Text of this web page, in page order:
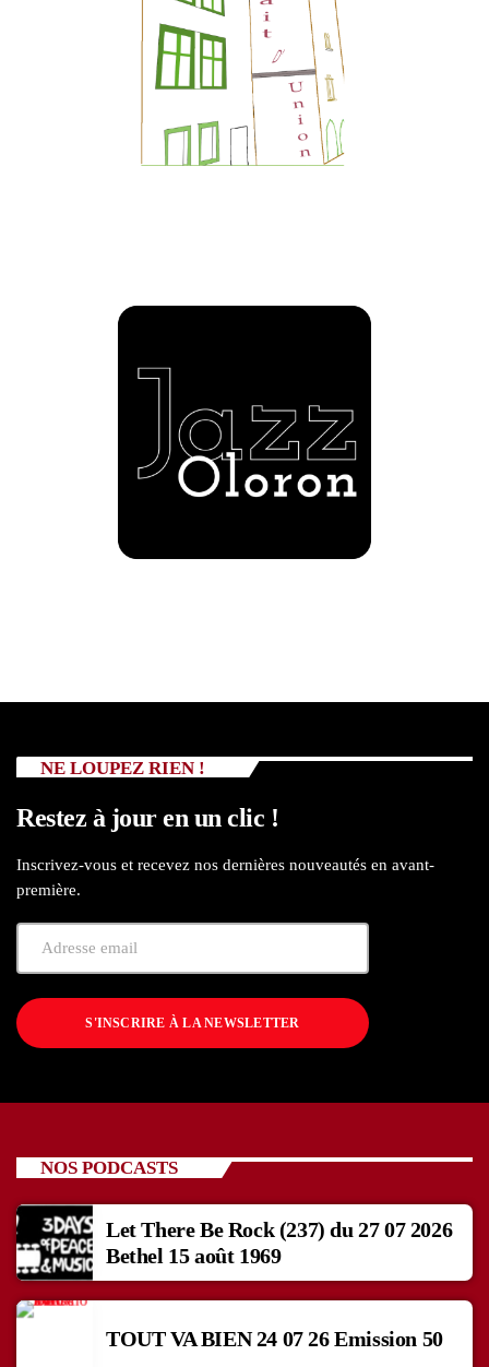
NE LOUPEZ RIEN !
Restez à jour en un clic !
Inscrivez-vous et recevez nos dernières nouveautés en avant-
première.
S'INSCRIRE À LA NEWSLETTER
NOS PODCASTS
Let There Be Rock (237) du 27 07 2026
Bethel 15 août 1969
TOUT VA BIEN 24 07 26 Emission 50